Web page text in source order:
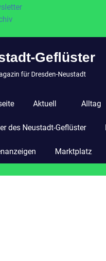
Geflüster
für Dresden-Neustadt
Aktuell Alltag
des Neustadt-Geflüster
Marktplatz